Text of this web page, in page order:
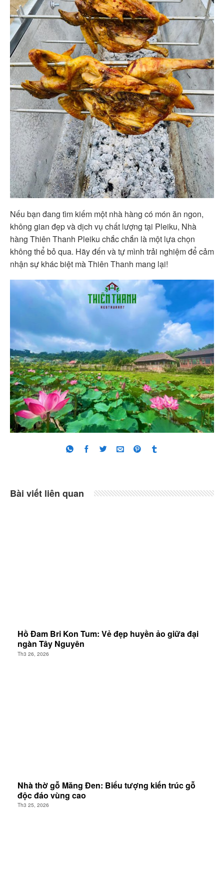
Nếu bạn đang tìm kiếm một nhà hàng có món ăn ngon,
không gian đẹp và dịch vụ chất lượng tại Pleiku, Nhà
hàng Thiên Thanh Pleiku chắc chắn là một lựa chọn
không thể bỏ qua. Hãy đến và tự mình trải nghiệm để cảm
nhận sự khác biệt mà Thiên Thanh mang lại!
Bài viết liên quan
Hồ Đam Bri Kon Tum: Vẻ đẹp huyền ảo giữa đại
ngàn Tây Nguyên
Th3 26, 2026
Nhà thờ gỗ Măng Đen: Biểu tượng kiến trúc gỗ
độc đáo vùng cao
Th3 25, 2026